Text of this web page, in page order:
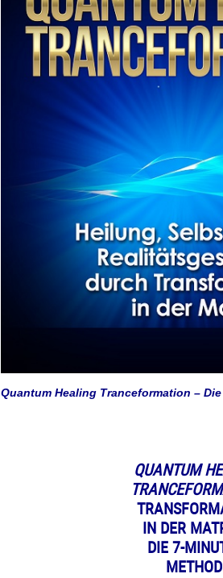
Quantum Healing Tranceformation –
QUANTUM
IN DER
DIE 7-